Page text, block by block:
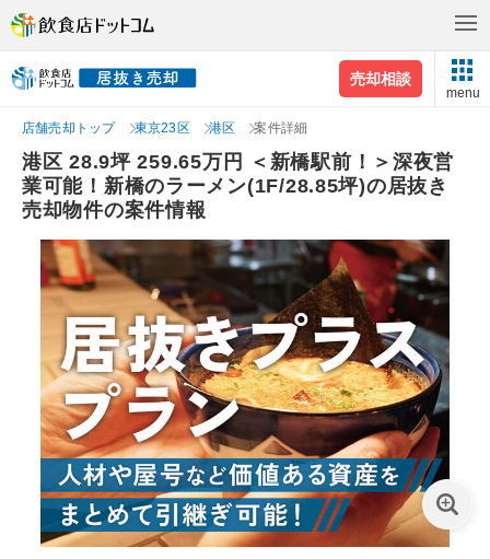
売却相談
menu
店舗売却トップ 東京23区 港区 案件詳細
港区 28.9坪 259.65万円 ＜新橋駅前！＞深夜営
業可能！新橋のラーメン(1F/28.85坪)の居抜き
売却物件の案件情報